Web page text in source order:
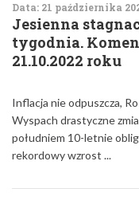
Data: 21 października
Jesienna
tygodnia.
21.10.2022 roku
Inflacja nie odpuszcza,
Wyspach drastyczne
południem 10-letnie
rekordowy wzrost ...